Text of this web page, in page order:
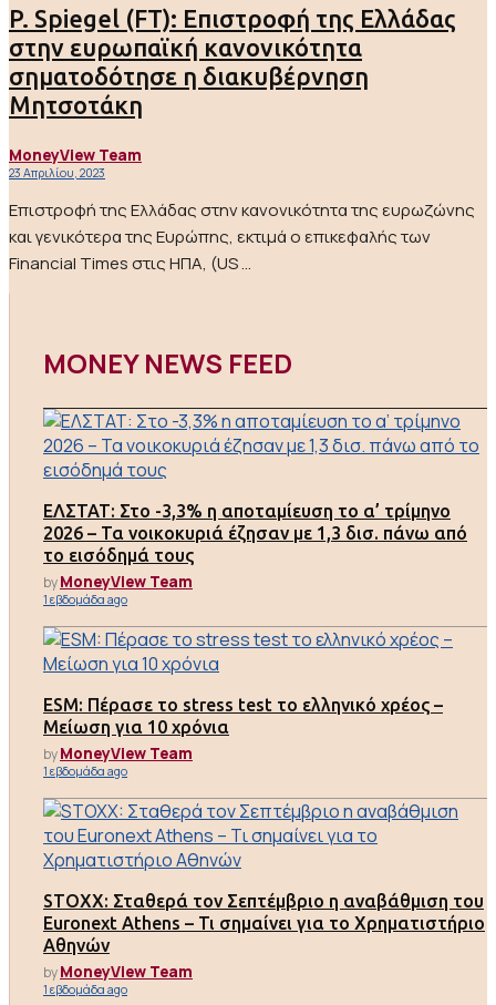
P. Spiegel (FT): Επιστροφή της Ελλάδας
στην ευρωπαϊκή κανονικότητα
σηματοδότησε η διακυβέρνηση
Μητσοτάκη
MoneyView Team
23 Απριλίου, 2023
Επιστροφή της Ελλάδας στην κανονικότητα της ευρωζώνης
και γενικότερα της Ευρώπης, εκτιμά ο επικεφαλής των
Financial Times στις ΗΠΑ, (US ...
MONEY NEWS FEED
ΕΛΣΤΑΤ: Στο -3,3% η αποταμίευση το α’ τρίμηνο
2026 – Τα νοικοκυριά έζησαν με 1,3 δισ. πάνω από
το εισόδημά τους
byMoneyView Team
1 εβδομάδα ago
ESM: Πέρασε το stress test το ελληνικό χρέος –
Μείωση για 10 χρόνια
byMoneyView Team
1 εβδομάδα ago
STOXX: Σταθερά τον Σεπτέμβριο η αναβάθμιση του
Euronext Athens – Τι σημαίνει για το Χρηματιστήριο
Αθηνών
byMoneyView Team
1 εβδομάδα ago